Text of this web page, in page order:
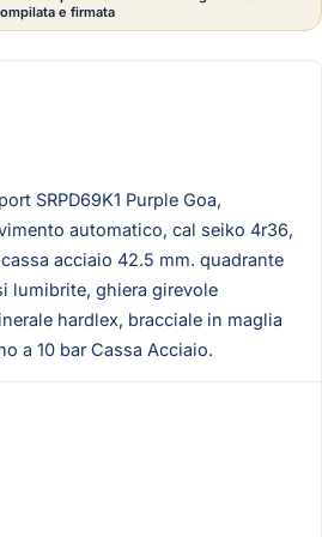
SRPD69K1 Purple Goa,
automatico, cal seiko 4r36,
acciaio 42.5 mm. quadrante
lumibrite, ghiera girevole
hardlex, bracciale in maglia
a 10 bar Cassa Acciaio.
e firmata